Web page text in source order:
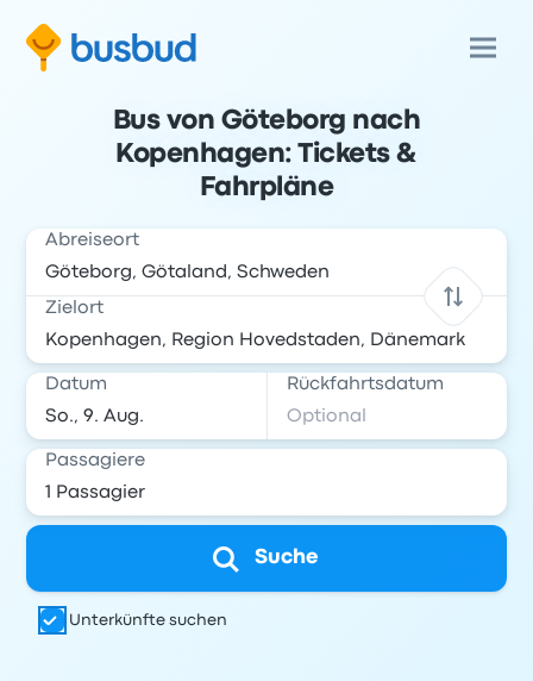
Bus von Göteborg nach
Kopenhagen: Tickets &
Fahrpläne
Abreiseort
Zielort
Datum Rückfahrtsdatum
Passagiere
Suche
Unterkünfte suchen